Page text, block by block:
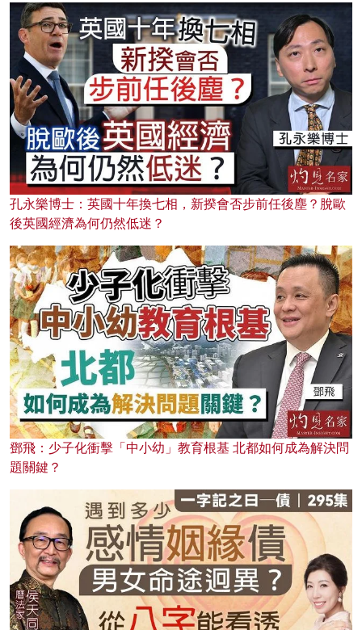
孔永樂博士：英國十年換七相，新揆會否步前任後塵？脫歐
後英國經濟為何仍然低迷？
鄧飛：少子化衝擊「中小幼」教育根基 北都如何成為解決問
題關鍵？